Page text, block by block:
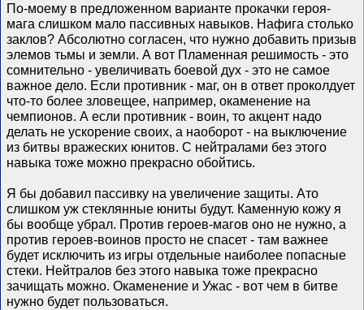
По-моему в предложенном варианте прокачки героя-
мага слишком мало пассивных навыков. Нафига столько
заклов? Абсолютно согласен, что нужно добавить призыв
элемов тьмы и земли. А вот Пламенная решимость - это
сомнительно - увеличивать боевой дух - это не самое
важное дело. Если противник - маг, он в ответ проколдует
что-то более зловещее, например, окаменение на
чемпионов. А если противник - воин, то акцент надо
делать не ускорение своих, а наоборот - на выключение
из битвы вражеских юнитов. С нейтралами без этого
навыка тоже можно прекрасно обойтись.
Я бы добавил пассивку на увеличение защиты. Ато
слишком уж стеклянные юниты будут. Каменную кожу я
бы вообще убрал. Против героев-магов оно не нужно, а
против героев-воинов просто не спасет - там важнее
будет исключить из игры отдельные наиболее попасные
стеки. Нейтралов без этого навыка тоже прекрасно
зачищать можно. Окаменение и Ужас - вот чем в битве
нужно будет пользоваться.